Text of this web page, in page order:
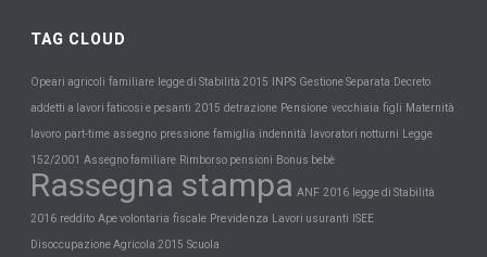
TAG CLOUD
Opeari agricoli familiare legge di Stabilità 2015 INPS Gestione Separata Decreto
addetti a lavori faticosi e pesanti 2015 detrazione Pensione vecchiaia figli Maternità
lavoro part-time assegno pressione famiglia indennità lavoratori notturni Legge
152/2001 Assegno familiare Rimborso pensioni Bonus bebè
Rassegna stampa ANF 2016 legge di Stabilità
2016 reddito Ape volontaria fiscale Previdenza Lavori usuranti ISEE
Disoccupazione Agricola 2015 Scuola